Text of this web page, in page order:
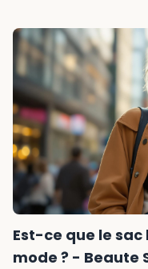
Est-ce que le
mode ? - Beaute